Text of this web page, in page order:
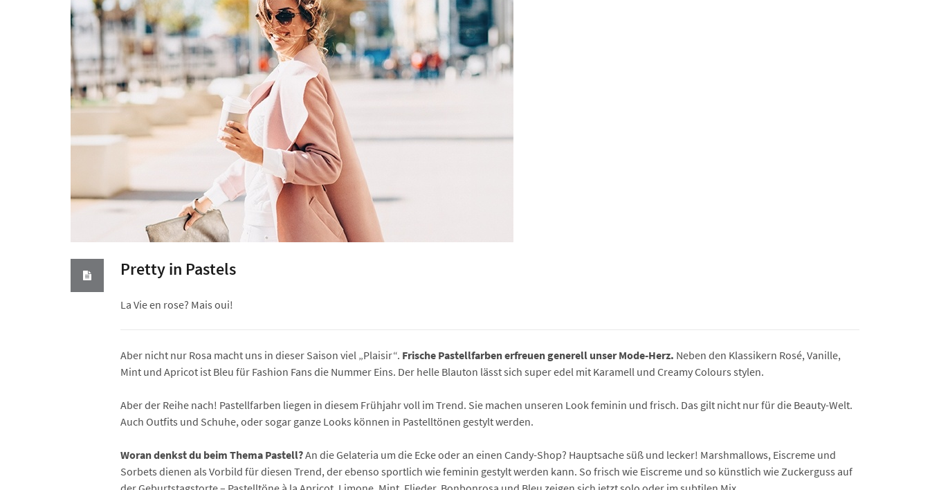
Pretty in Pastels
La Vie en rose? Mais oui!
Aber nicht nur Rosa macht uns in dieser Saison viel „Plaisir“. Frische Pastellfarben erfreuen generell unser Mode-Herz. Neben den Klassikern Rosé, Vanille,
Mint und Apricot ist Bleu für Fashion Fans die Nummer Eins. Der helle Blauton lässt sich super edel mit Karamell und Creamy Colours stylen.
Aber der Reihe nach! Pastellfarben liegen in diesem Frühjahr voll im Trend. Sie machen unseren Look feminin und frisch. Das gilt nicht nur für die Beauty-Welt.
Auch Outfits und Schuhe, oder sogar ganze Looks können in Pastelltönen gestylt werden.
Woran denkst du beim Thema Pastell?An die Gelateria um die Ecke oder an einen Candy-Shop? Hauptsache süß und lecker! Marshmallows, Eiscreme und
Sorbets dienen als Vorbild für diesen Trend, der ebenso sportlich wie feminin gestylt werden kann. So frisch wie Eiscreme und so künstlich wie Zuckerguss auf